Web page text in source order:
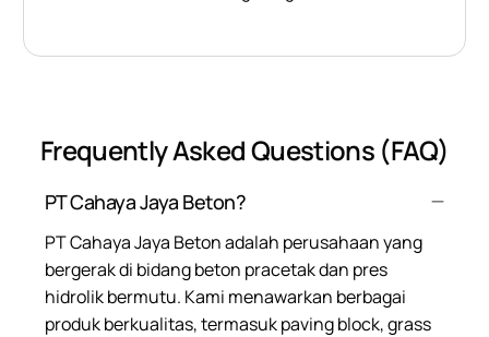
Frequently Asked Questions (FAQ)
PT Cahaya Jaya Beton?
PT Cahaya Jaya Beton adalah perusahaan yang
bergerak di bidang beton pracetak dan pres
hidrolik bermutu. Kami menawarkan berbagai
produk berkualitas, termasuk paving block, grass